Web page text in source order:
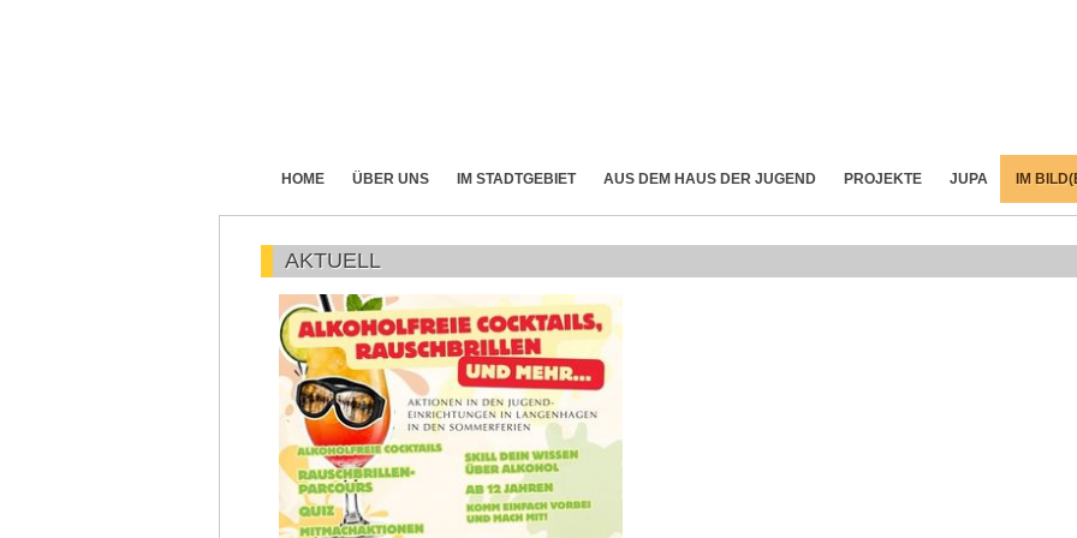
HOME ÜBER UNS IM STADTGEBIET AUS DEM HAUS DER JUGEND PROJEKTE JUPA IM
AKTUELL